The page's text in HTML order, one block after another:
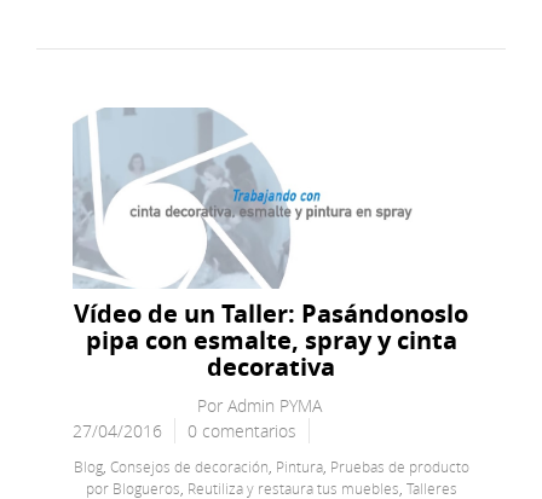
Vídeo de un Taller: Pasándonoslo
pipa con esmalte, spray y cinta
decorativa
Por Admin PYMA
27/04/2016
0 comentarios
Blog, Consejos de decoración Pintura, Pruebas de producto
por Blogueros Reutiliza y restaura tus muebles Talleres